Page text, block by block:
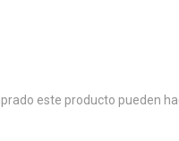
este producto pueden